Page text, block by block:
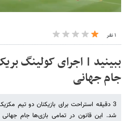
۱ نفر
ببینید | اجرای کولینگ
جام جهانی
3 دقیقه استراحت برای بازیکنان دو تیم